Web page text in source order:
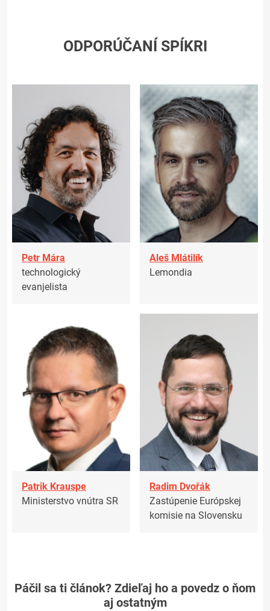
ODPORÚČANÍ SPÍKRI
Petr Mára
technologický
evanjelista
Aleš Mlátilík
Lemondia
Patrik Krauspe
Ministerstvo vnútra SR
Radim Dvořák
Zastúpenie Európskej
komisie na Slovensku
Páčil sa ti článok? Zdieľaj ho a povedz o ňom
aj ostatným